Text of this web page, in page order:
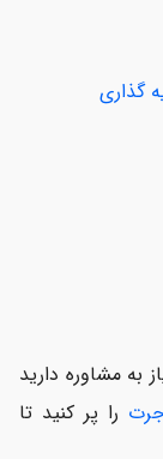
گذاری
به مشاوره دارید
را پر کنید تا